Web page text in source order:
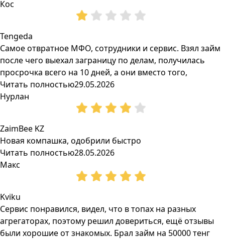
Кос
Tengeda
Самое отвратное МФО, сотрудники и сервис. Взял займ
после чего выехал заграницу по делам, получилась
просрочка всего на 10 дней, а они вместо того,
Читать полностью29.05.2026
Нурлан
ZaimBee KZ
Новая компашка, одобрили быстро
Читать полностью28.05.2026
Макс
Kviku
Сервис понравился, видел, что в топах на разных
агрегаторах, поэтому решил довериться, ещё отзывы
были хорошие от знакомых. Брал займ на 50000 тенг